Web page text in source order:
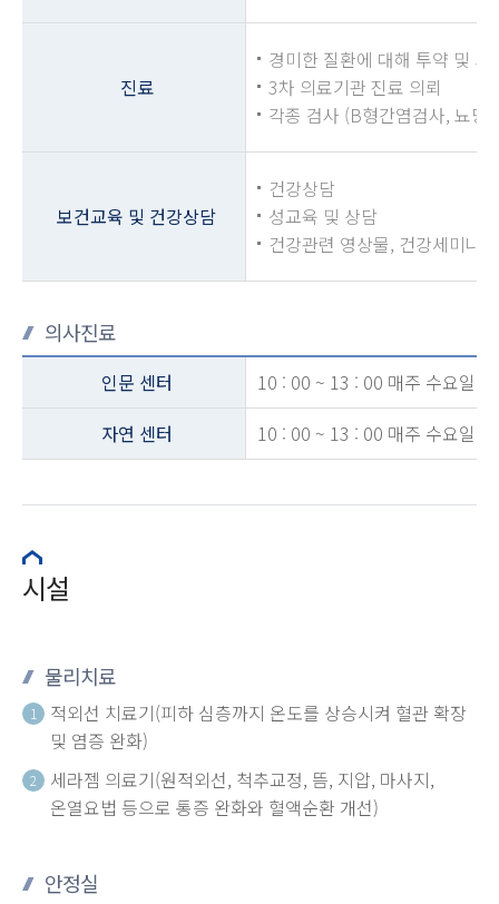
진료
경미한 질환에 대해 투약 및 외
3차 의료기관 진료 의뢰
각종 검사 (B형간염검사, 뇨당
보건교육 및 건강상담
건강상담
성교육 및 상담
건강관련 영상물, 건강세미나
의사진료
인문 센터
10 : 00 ~ 13 : 00 매주 수요일(
자연 센터
10 : 00 ~ 13 : 00 매주 수요일(
시설
물리치료
1
적외선 치료기(피하 심층까지 온도를 상승시켜 혈관 확장
및 염증 완화)
2
세라젬 의료기(원적외선, 척추교정, 뜸, 지압, 마사지,
온열요법 등으로 통증 완화와 혈액순환 개선)
안정실